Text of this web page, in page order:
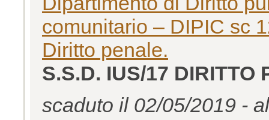
comunitario – DIPIC sc
Diritto penale.
S.S.D. IUS/17 DIRITTO
scaduto il 02/05/2019 -